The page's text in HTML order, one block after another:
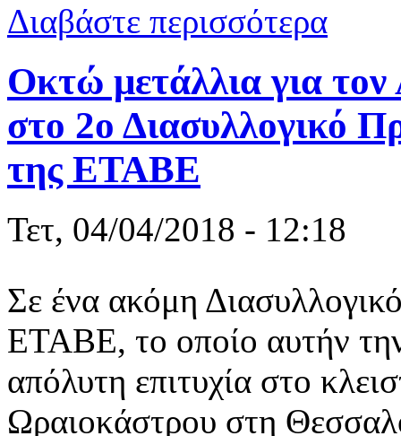
Διαβάστε περισσότερα
Οκτώ μετάλλια για
στο 2ο Διασυλλογικό
της ΕΤΑΒΕ
Τετ, 04/04/2018 - 12:18
Σε ένα ακόμη
ΕΤΑΒΕ, το οποίο αυτήν
απόλυτη επιτυχία στο
Ωραιοκάστρου στη